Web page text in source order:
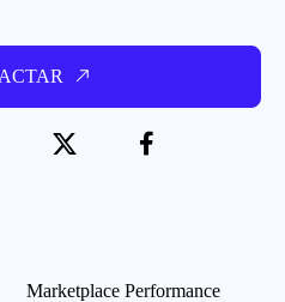
Marketplace Performance